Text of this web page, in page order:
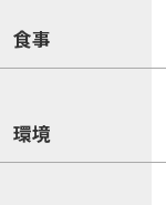
食事
環境